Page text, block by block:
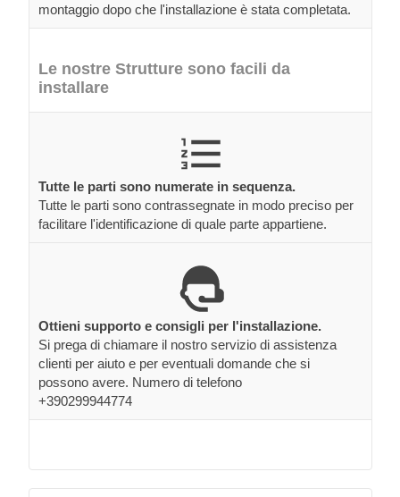
montaggio dopo che l'installazione è stata completata.
Le nostre Strutture sono facili da
installare
Tutte le parti sono numerate in sequenza.
Tutte le parti sono contrassegnate in modo preciso per
facilitare l'identificazione di quale parte appartiene.
Ottieni supporto e consigli per l'installazione.
Si prega di chiamare il nostro servizio di assistenza
clienti per aiuto e per eventuali domande che si
possono avere. Numero di telefono
+390299944774